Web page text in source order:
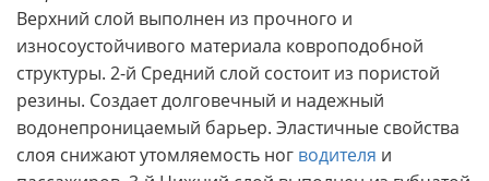
Верхний слой выполнен из прочного и
износоустойчивого материала ковроподобной
структуры. 2-й Средний слой состоит из пористой
резины. Создает долговечный и надежный
водонепроницаемый барьер. Эластичные свойства
слоя снижают утомляемость ног водителя и